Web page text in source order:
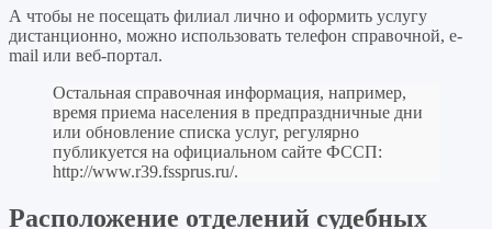
А чтобы не посещать филиал лично и оформить услугу
дистанционно, можно использовать телефон справочной, e-
mail или веб-портал.
Остальная справочная информация, например,
время приема населения в предпраздничные дни
или обновление списка услуг, регулярно
публикуется на официальном сайте ФССП:
http://www.r39.fssprus.ru/.
Расположение отделений судебных